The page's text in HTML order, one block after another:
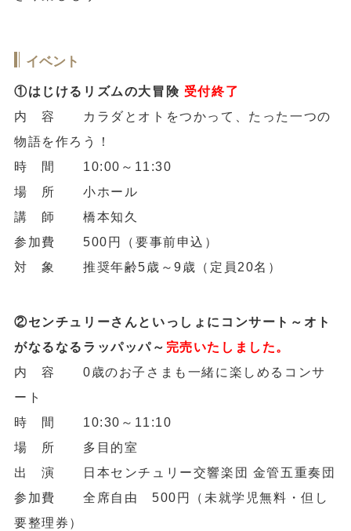
イベント
①はじけるリズムの大冒険 受付終了
内 容 カラダとオトをつかって、たった一つの
物語を作ろう！
時 間 10:00～11:30
場 所 小ホール
講 師 橋本知久
参加費 500円（要事前申込）
対 象 推奨年齢5歳～9歳（定員20名）
②センチュリーさんといっしょにコンサート ～オト
がなるなるラッパッパ～ 完売いたしました。
内 容 0歳のお子さまも一緒に楽しめるコンサ
ート
時 間 10:30～11:10
場 所 多目的室
出 演 日本センチュリー交響楽団 金管五重奏団
参加費 全席自由 500円（未就学児無料・但し
要整理券）